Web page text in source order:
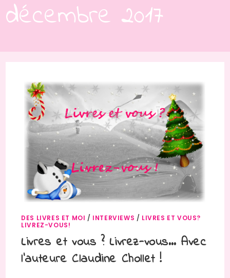
décembre 2017
DES LIVRES ET MOI / INTERVIEWS / LIVRES ET VOUS?
LIVREZ-VOUS!
Livres et vous ? Livrez-vous… Avec
l’auteure Claudine Chollet !